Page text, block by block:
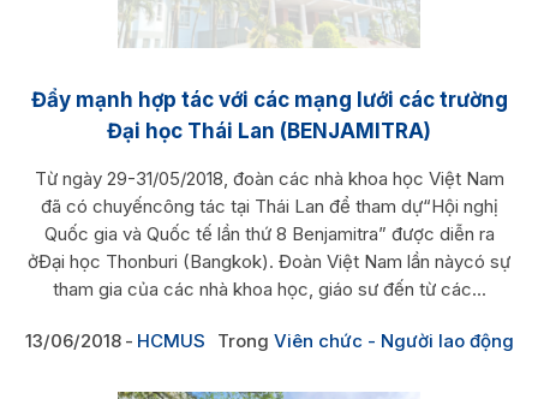
Đẩy mạnh hợp tác với các mạng lưới các trường
Đại học Thái Lan (BENJAMITRA)
Từ ngày 29-31/05/2018, đoàn các nhà khoa học Việt Nam
đã có chuyếncông tác tại Thái Lan để tham dự“Hội nghị
Quốc gia và Quốc tế lần thứ 8 Benjamitra” được diễn ra
ởĐại học Thonburi (Bangkok). Đoàn Việt Nam lần nàycó sự
tham gia của các nhà khoa học, giáo sư đến từ các...
13/06/2018 HCMUS Trong Viên chức - Người lao động